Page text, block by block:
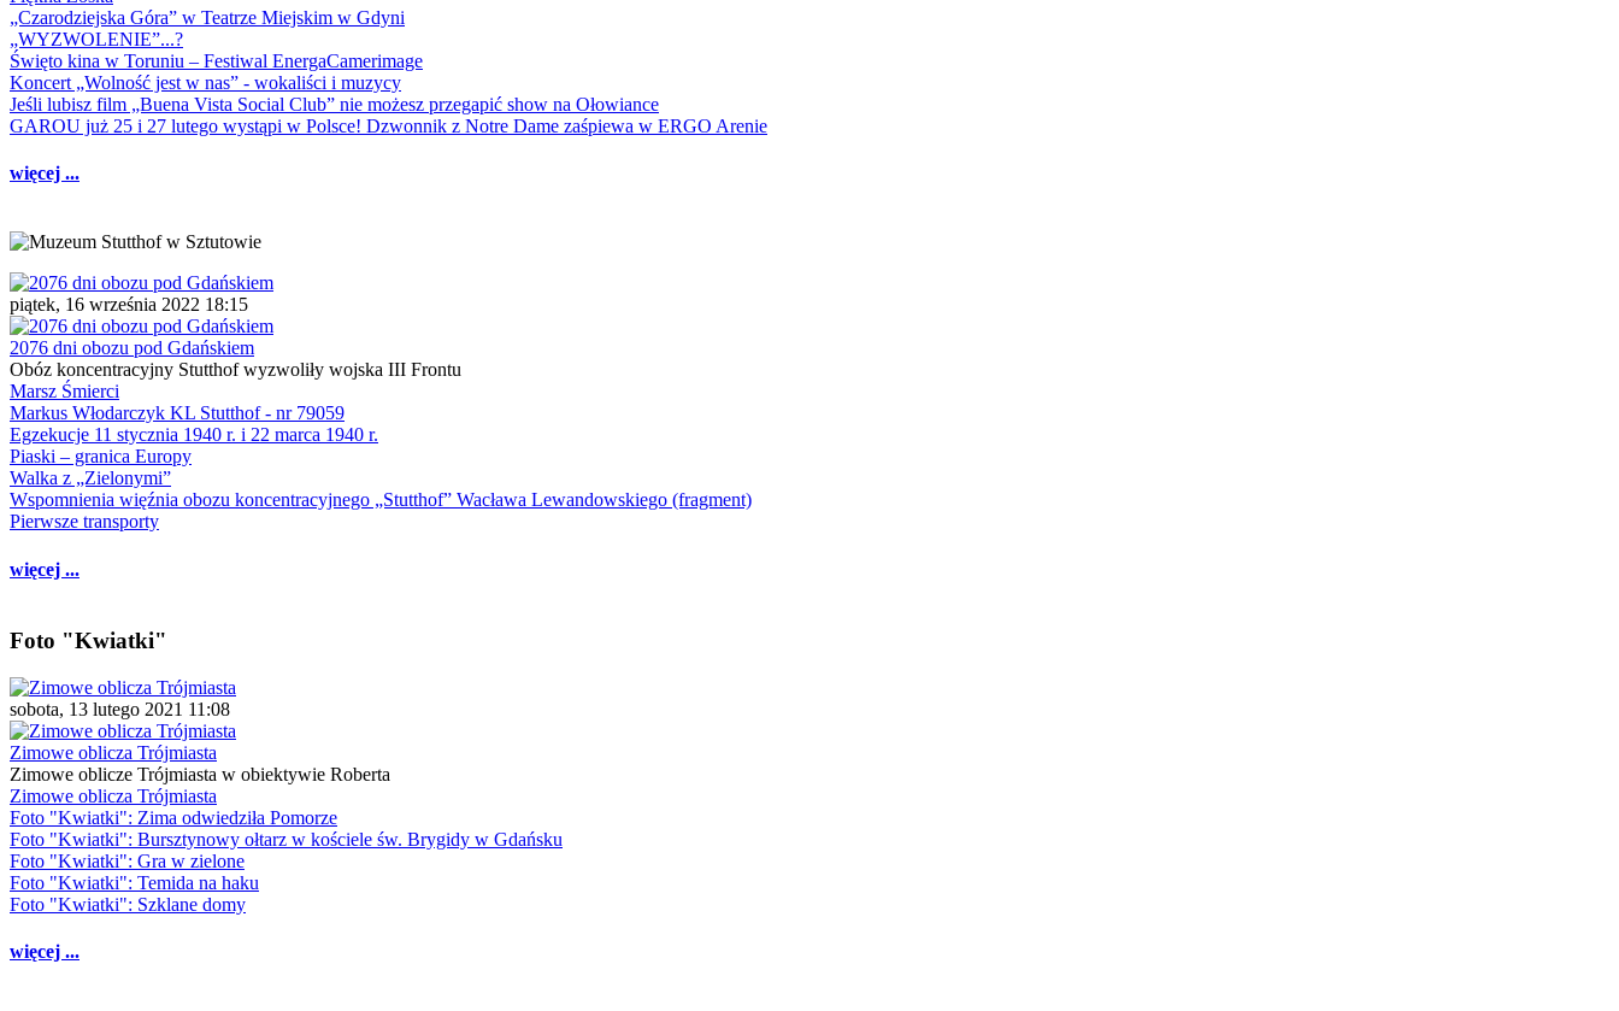
„Czarodziejska Góra” w Teatrze Miejskim w Gdyni
„WYZWOLENIE”...?
Święto kina w Toruniu – Festiwal EnergaCamerimage
Koncert „Wolność jest w nas” - wokaliści i muzycy
Jeśli lubisz film „Buena Vista Social Club” nie możesz przegapić show na Ołowiance
GAROU już 25 i 27 lutego wystąpi w Polsce! Dzwonnik z Notre Dame zaśpiewa w ERGO Arenie
więcej ...
piątek, 16 września 2022 18:15
2076 dni obozu pod Gdańskiem
Obóz koncentracyjny Stutthof wyzwoliły wojska III Frontu
Marsz Śmierci
Markus Włodarczyk KL Stutthof - nr 79059
Egzekucje 11 stycznia 1940 r. i 22 marca 1940 r.
Piaski – granica Europy
Walka z „Zielonymi”
Wspomnienia więźnia obozu koncentracyjnego „Stutthof” Wacława Lewandowskiego (fragment)
Pierwsze transporty
więcej ...
Foto "Kwiatki"
sobota, 13 lutego 2021 11:08
Zimowe oblicza Trójmiasta
Zimowe oblicze Trójmiasta w obiektywie Roberta
Zimowe oblicza Trójmiasta
Foto "Kwiatki": Zima odwiedziła Pomorze
Foto "Kwiatki": Bursztynowy ołtarz w kościele św. Brygidy w Gdańsku
Foto "Kwiatki": Gra w zielone
Foto "Kwiatki": Temida na haku
Foto "Kwiatki": Szklane domy
więcej ...